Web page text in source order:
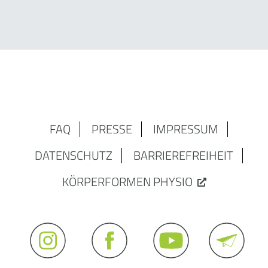
FAQ PRESSE
IMPRESSUM
DATENSCHUTZ
BARRIEREFREIHEIT
KÖRPERFORMEN PHYSIO